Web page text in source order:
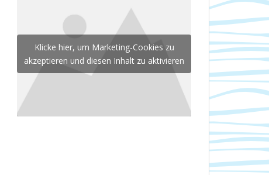
Klicke hier, um Marketing-Cookies zu
akzeptieren und diesen Inhalt zu aktivieren